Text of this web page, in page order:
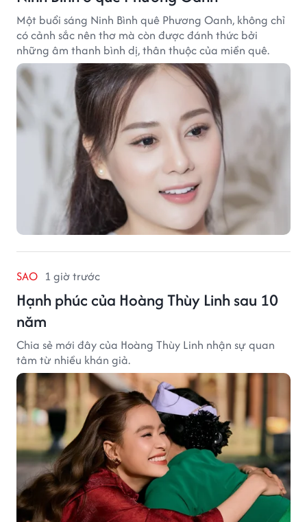
Một buổi sáng Ninh Bình quê Phương Oanh, không chỉ
có cảnh sắc nên thơ mà còn được đánh thức bởi
những âm thanh bình dị, thân thuộc của miền quê.
SAO 1 giờ trước
Hạnh phúc của Hoàng Thùy Linh sau 10
năm
Chia sẻ mới đây của Hoàng Thùy Linh nhận sự quan
tâm từ nhiều khán giả.